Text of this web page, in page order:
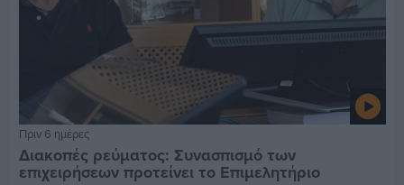
Πριν 6 ημέρες
Διακοπές ρεύματος: Συνασπισμό των
επιχειρήσεων προτείνει το Επιμελητήριο